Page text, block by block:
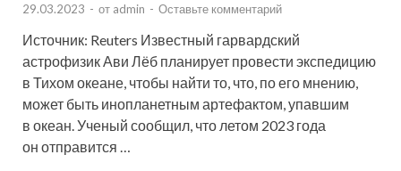
29.03.2023 - от admin - Оставьте комментарий
Источник: Reuters Известный гарвардский
астрофизик Ави Лёб планирует провести экспедицию
в Тихом океане, чтобы найти то, что, по его мнению,
может быть инопланетным артефактом, упавшим
в океан. Ученый сообщил, что летом 2023 года
он отправится …